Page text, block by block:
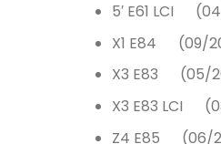
5′ E61 LCI
X1 E84 (09/
X3 E83 (05/
X3 E83 LCI
Z4 E85 (06/